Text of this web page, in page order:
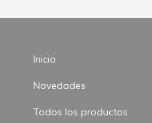
Inicio
Novedades
Todos los productos